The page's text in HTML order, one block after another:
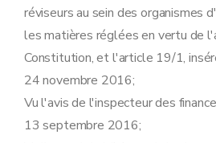
réviseurs au sein des organismes
les matières réglées en vertu de
Constitution, et l'article 19/1,
24 novembre 2016;
Vu l'avis de l'inspecteur des
13 septembre 2016;